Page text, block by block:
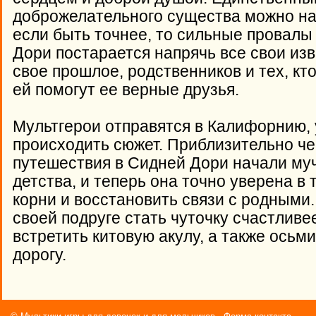
доброжелательного существа можно
если быть точнее, то сильные
Дори постарается напрячь все свои
свое прошлое, родственников и тех,
ей помогут ее верные друзья.
Мультгерои отправятся в Калифорнию,
происходить сюжет. Приблизительно
путешествия в Сидней Дори начали
детства, и теперь она точно уверена в
корни и восстановить связи с
своей подруге стать чуточку
встретить китовую акулу, а также
дорогу.